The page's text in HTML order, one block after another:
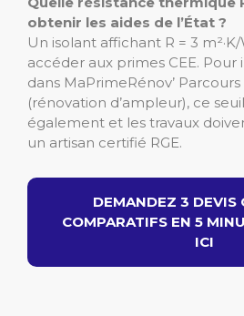
obtenir les aides de l’État ?
Un isolant affichant R = 3
accéder aux primes CEE.
dans MaPrimeRénov’
(rénovation d’ampleur), ce
également et les travaux
un artisan certifié RGE.
DEMANDEZ 3 DEVIS
COMPARATIFS EN 5
ICI